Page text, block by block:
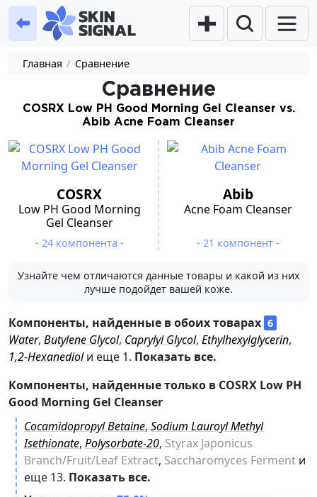
Главная / Сравнение
Сравнение
COSRX Low PH Good Morning Gel Cleanser vs.
Abib Acne Foam Cleanser
COSRX
Low PH Good Morning
Gel Cleanser
Abib
Acne Foam Cleanser
- 24 компонента - - 21 компонент -
Узнайте чем отличаются данные товары и какой из них
лучше подойдет вашей коже.
Компоненты, найденные в обоих товарах 6
Water, Butylene Glycol, Caprylyl Glycol, Ethylhexylglycerin,
1,2-Hexanediolи еще 1. Показать все.
Компоненты, найденные только в COSRX Low PH
Good Morning Gel Cleanser
Cocamidopropyl Betaine, Sodium Lauroyl Methyl
Isethionate, Polysorbate-20, Styrax Japonicus
Branch/Fruit/Leaf Extract, Saccharomyces Ferment и
еще 13. Показать все.